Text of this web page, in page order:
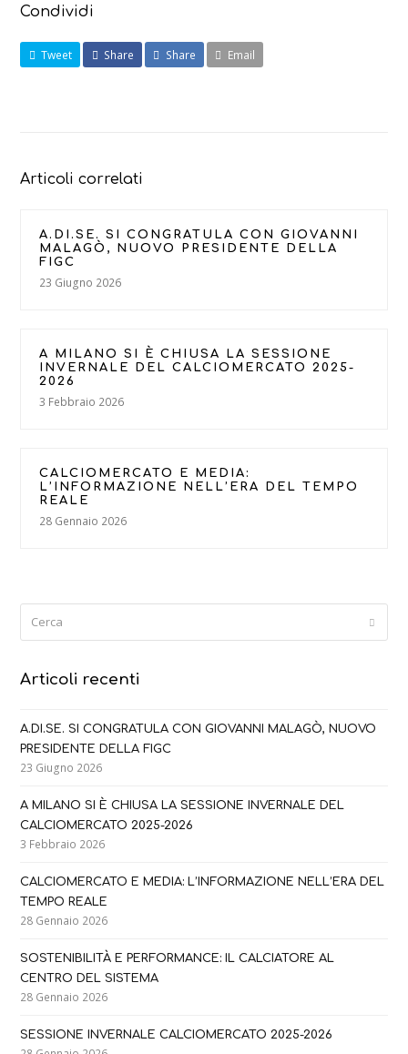
Condividi
Tweet Share Share Email
Articoli correlati
A.DI.SE. SI CONGRATULA CON GIOVANNI
MALAGÒ, NUOVO PRESIDENTE DELLA
FIGC
23 Giugno 2026
A MILANO SI È CHIUSA LA SESSIONE
INVERNALE DEL CALCIOMERCATO 2025-
2026
3 Febbraio 2026
CALCIOMERCATO E MEDIA:
L’INFORMAZIONE NELL’ERA DEL TEMPO
REALE
28 Gennaio 2026
Submit
Articoli recenti
A.DI.SE. SI CONGRATULA CON GIOVANNI MALAGÒ, NUOVO
PRESIDENTE DELLA FIGC
23 Giugno 2026
A MILANO SI È CHIUSA LA SESSIONE INVERNALE DEL
CALCIOMERCATO 2025-2026
3 Febbraio 2026
CALCIOMERCATO E MEDIA: L’INFORMAZIONE NELL’ERA DEL
TEMPO REALE
28 Gennaio 2026
SOSTENIBILITÀ E PERFORMANCE: IL CALCIATORE AL
CENTRO DEL SISTEMA
28 Gennaio 2026
SESSIONE INVERNALE CALCIOMERCATO 2025-2026